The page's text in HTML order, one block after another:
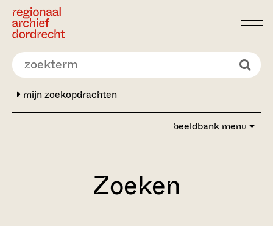
Ga direct naar de inhoud
mijn zoekopdrachten
beeldbank menu
Zoeken